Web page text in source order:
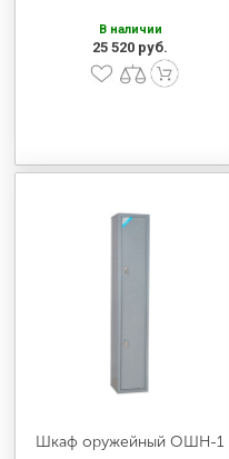
В наличии
25 520 руб.
Шкаф оружейный ОШН-1